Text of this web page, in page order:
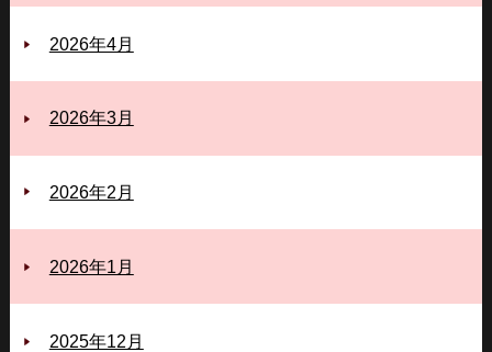
2026年4月
2026年3月
2026年2月
2026年1月
2025年12月